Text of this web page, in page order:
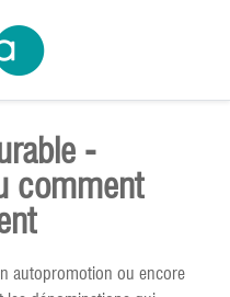
-
comment
autopromotion ou encore